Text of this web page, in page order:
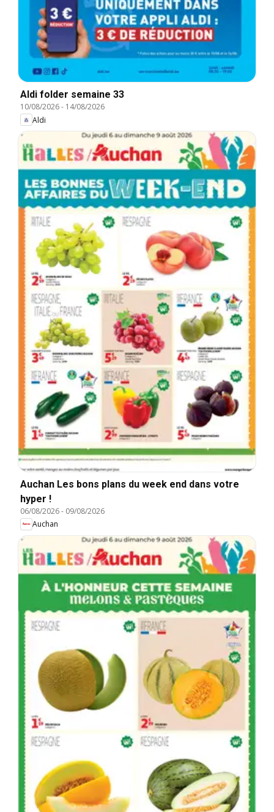
Aldi folder semaine 33
10/08/2026- 14/08/2026
Aldi
Auchan Les bons plans du week end dans votre
hyper !
06/08/2026- 09/08/2026
Auchan